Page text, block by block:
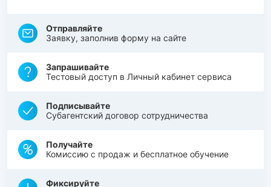
Отправляйте
Заявку, заполнив форму на сайте
Запрашивайте
Тестовый доступ в Личный кабинет сервиса
Подписывайте
Субагентский договор сотрудничества
Получайте
Комиссию с продаж и бесплатное обучение
Фиксируйте